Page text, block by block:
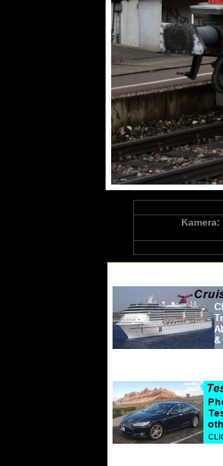
Kamera: